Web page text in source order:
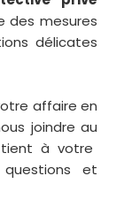
des mesures
délicates
affaire en
joindre au
à votre
et